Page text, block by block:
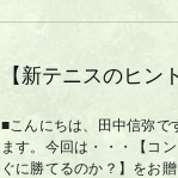
【新テニスのヒン
■こんにちは、田中信弥で
ます。今回は・・・【コ
ぐに勝てるのか？】をお